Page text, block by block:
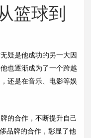
篮球到
疑是他成功的另一大因
也逐渐成为了一个跨越
还是在音乐、电影等娱
的合作，不断提升自己
品牌的合作，彰显了他